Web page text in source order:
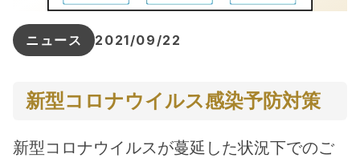
ニュース 2021/09/22
新型コロナウイルス感染予防対策
新型コロナウイルスが蔓延した状況下でのご